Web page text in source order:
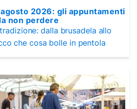
2026: gli appuntamenti
non perdere
dalla brusadela allo
che cosa bolle in pentola